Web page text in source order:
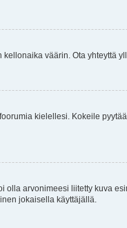
väärin. Ota yhteyttä
kielellesi. Kokeile
arvonimeesi liitetty kuva
jokaisella käyttäjällä.